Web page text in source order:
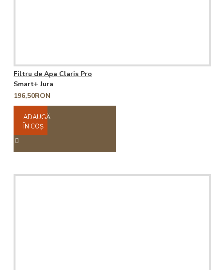
Filtru de Apa Claris Pro
Smart+ Jura
196,50RON
ADAUGĂ
ÎN COŞ